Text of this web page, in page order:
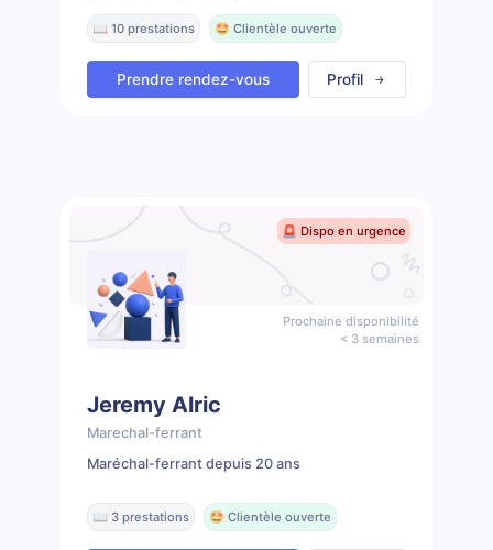
📖 10 prestations 🤩 Clientèle ouverte
Prendre rendez-vous Profil
🚨 Dispo en urgence
Prochaine disponibilité
< 3 semaines
Jeremy Alric
Marechal-ferrant
Maréchal-ferrant depuis 20 ans
📖 3 prestations 🤩 Clientèle ouverte